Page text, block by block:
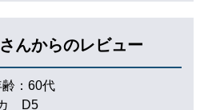
さんからのレビュー
： 60代
D5